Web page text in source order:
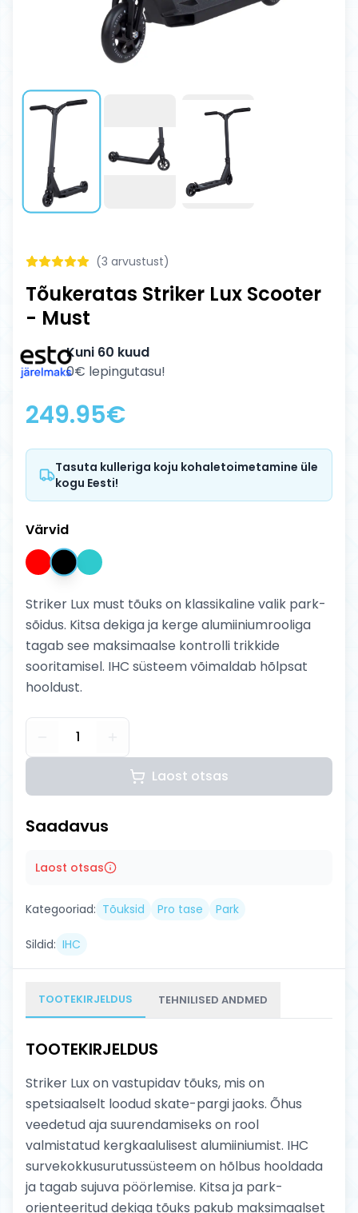
(3 arvustust)
Tõukeratas Striker Lux Scooter
- Must
Kuni 60 kuud
0€ lepingutasu!
249.95€
Tasuta kulleriga koju kohaletoimetamine üle
kogu Eesti!
Värvid
Striker Lux must tõuks on klassikaline valik park-
sõidus. Kitsa dekiga ja kerge alumiiniumrooliga
tagab see maksimaalse kontrolli trikkide
sooritamisel. IHC süsteem võimaldab hõlpsat
hooldust.
1
Laost otsas
Saadavus
Laost otsas
Kategooriad: Tõuksid Pro tase Park
Sildid: IHC
TOOTEKIRJELDUS TEHNILISED ANDMED
TOOTEKIRJELDUS
Striker Lux on vastupidav tõuks, mis on
spetsiaalselt loodud skate-pargi jaoks. Õhus
veedetud aja suurendamiseks on rool
valmistatud kergkaalulisest alumiiniumist. IHC
survekokkusurutussüsteem on hõlbus hooldada
ja tagab sujuva pöörlemise. Kitsa ja park-
orienteeritud dekiga tõuks pakub maksimaalset